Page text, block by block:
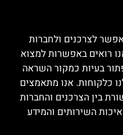
לצרכנים ולחברות
רואים באפשרות למצוא
בעיות כמקור השראה
כלקוחות. אנו מתאמצים
בין הצרכנים והחברות
השירותים והמידע